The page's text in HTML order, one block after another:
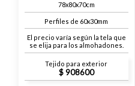
78x80x70cm
Perfiles de 60x30mm
El precio varía según la tela que
se elija para los almohadones.
Tejido para exterior
908600